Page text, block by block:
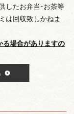
したお弁当･お茶等
は回収致しかねま
場合がありますの